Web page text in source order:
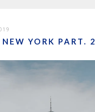
YORK PART. 2